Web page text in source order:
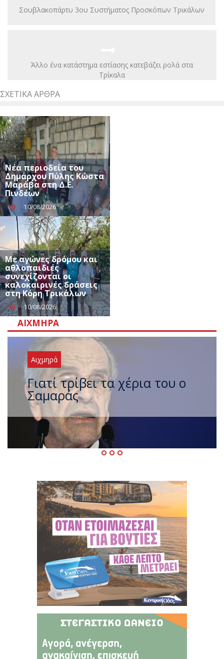
Σουβλακοπάρτυ 3ου Συστήματος Προσκόπων Τρικάλων
Άλλο ένα κατάστημα εστίασης κατεβάζει ρολά στα
Τρίκαλα
ΣΧΕΤΙΚΆ ΆΡΘΡΑ
Νέα περιοδεία του
Δημάρχου Πύλης Κώστα
Μαράβα στη Δ.Ε.
Πινδέων
10/08/2026
Με αγώνες δρόμου και
αθλοπαιδιές
συνεχίζονται οι
καλοκαιρινές δράσεις
στη Κόρη Τρικάλων
10/08/2026
ΑΙΧΜΗΡΆ
Αιχμηρά
Ξαναχτύπησαν